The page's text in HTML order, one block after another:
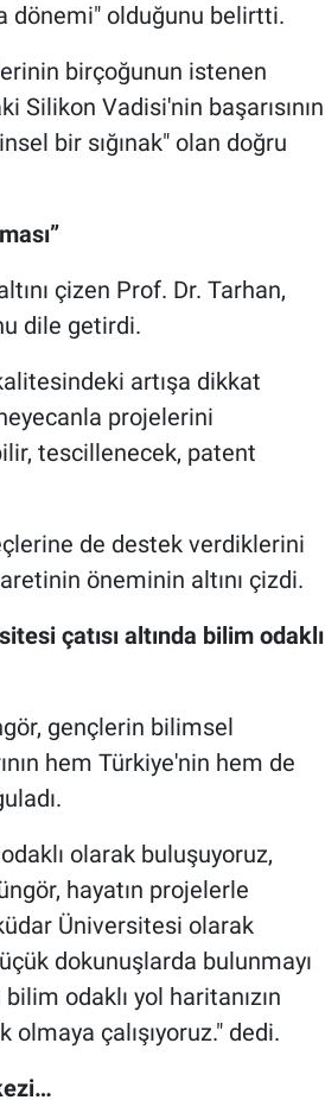
dönemi" olduğunu belirtti.
birçoğunun istenen
Silikon Vadisi'nin başarısının
bir sığınak" olan doğru
çizen Prof. Dr. Tarhan,
dile getirdi.
artışa dikkat
projelerini
tescillenecek, patent
de destek verdiklerini
öneminin altını çizdi.
çatısı altında bilim odaklı
gençlerin bilimsel
hem Türkiye'nin hem de
olarak buluşuyoruz,
hayatın projelerle
Üniversitesi olarak
dokunuşlarda bulunmayı
odaklı yol haritanızın
çalışıyoruz." dedi.